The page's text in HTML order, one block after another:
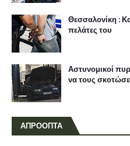
Θεσσαλονίκη :
πελάτες του
Αστυνομικοί
να τους
ΑΠΡΟΟΠΤΑ